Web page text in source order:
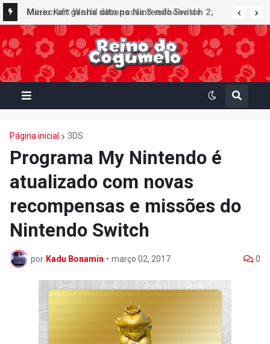
Minecraft ganha data no Nintendo Switch 2;
Super Mario Mash-Up receberá atualização
gráfica exclusiva
Página inicial 3DS
Programa My Nintendo é
atualizado com novas
recompensas e missões do
Nintendo Switch
por Kadu Bonamin • março 02, 2017 0